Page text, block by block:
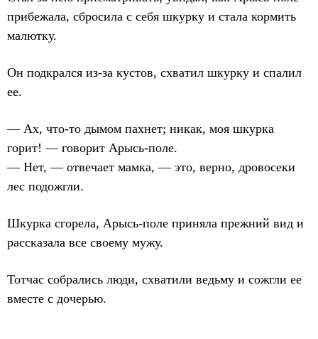
прибежала, сбросила с себя шкурку и стала кормить
малютку.
Он подкрался из-за кустов, схватил шкурку и спалил
ее.
— Ах, что-то дымом пахнет; никак, моя шкурка
горит! — говорит Арысь-поле.
— Нет, — отвечает мамка, — это, верно, дровосеки
лес подожгли.
Шкурка сгорела, Арысь-поле приняла прежний вид и
рассказала все своему мужу.
Тотчас собрались люди, схватили ведьму и сожгли ее
вместе с дочерью.